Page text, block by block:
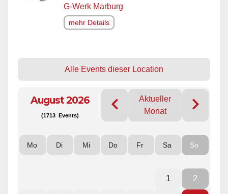
G-Werk Marburg
mehr Details
Alle Events dieser Location
August 2026
(1713 Events)
Aktueller
Monat
Mo Di Mi Do Fr Sa So
1 2